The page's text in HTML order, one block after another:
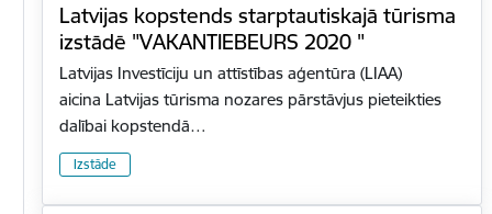
Latvijas kopstends starptautiskajā tūrisma
izstādē "VAKANTIEBEURS 2020 "
Latvijas Investīciju un attīstības aģentūra (LIAA)
aicina Latvijas tūrisma nozares pārstāvjus pieteikties
dalībai kopstendā…
Izstāde